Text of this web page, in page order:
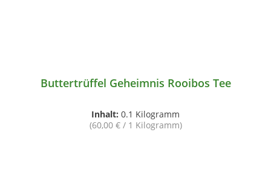
Buttertrüffel Geheimnis Rooibos Tee
Inhalt: 0.1 Kilogramm
(60,00 € / 1 Kilogramm)